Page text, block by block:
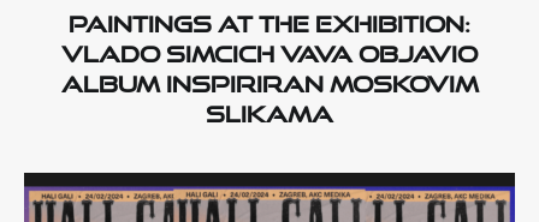
Paintings at the exhibition:
Vlado Simcich Vava objavio
album inspiriran Moskovim
slikama